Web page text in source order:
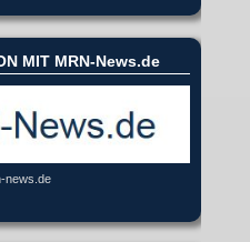
MIT MRN-News.de
news.de